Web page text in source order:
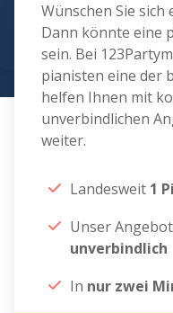
Wünschen Sie sich
Dann könnte eine
sein. Bei
pianisten eine der
helfen Ihnen mit
unverbindlichen
weiter.
Landesweit 1
Unser
unverbindlich
In nur zwei